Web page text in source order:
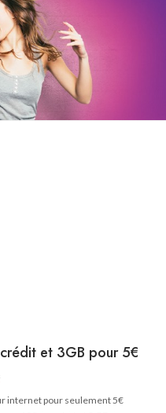
et 3GB pour 5€
internet pour seulement 5€